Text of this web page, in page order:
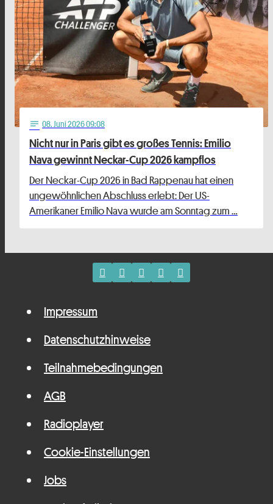
notes 08. Juni 2026 09:08
Nicht nur in Paris gibt es großes Tennis: Emilio
Nava gewinnt Neckar-Cup 2026 kampflos
Der Neckar-Cup 2026 in Bad Rappenau hat einen
ungewöhnlichen Abschluss erlebt: Der US-
Amerikaner Emilio Nava wurde am Sonntag zum …
Impressum
Datenschutzhinweise
Teilnahmebedingungen
AGB
Radioplayer
Cookie-Einstellungen
Jobs